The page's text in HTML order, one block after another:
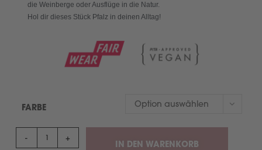
die Weinberge oder Ausflüge in die Natur.
Hol dir dieses Stück Pfalz in deinen Alltag!
FARBE Option auswählen
- +
IN DEN WARENKORB